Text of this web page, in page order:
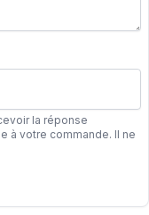
la réponse
à votre commande. Il ne